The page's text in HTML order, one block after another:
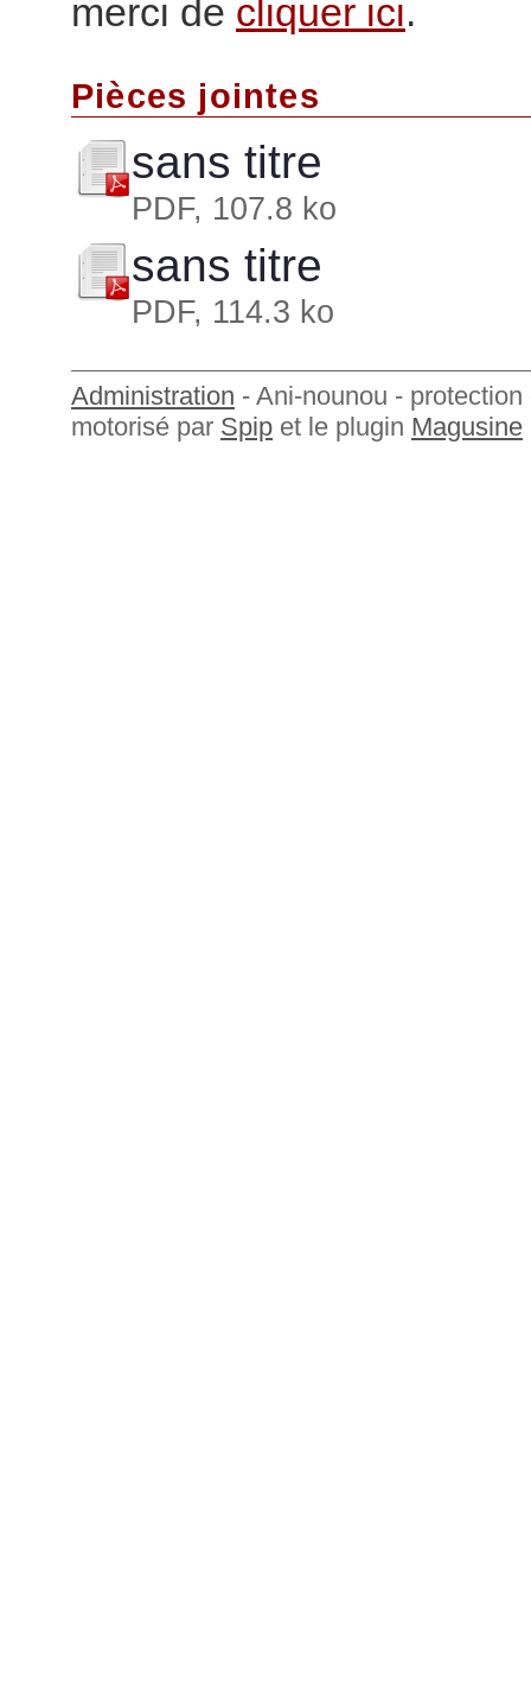
merci de cliquer ici.
Pièces jointes
sans titre
PDF, 107.8 ko
sans titre
PDF, 114.3 ko
Administration - Ani-nounou -
motorisé par Spip et le plugin Magusine